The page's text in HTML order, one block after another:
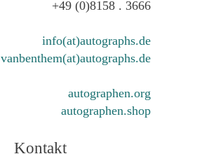
+49 (0)8158 . 3666
info(at)autographs.de
vanbenthem(at)autographs.de
autographen.org
autographen.shop
Kontakt